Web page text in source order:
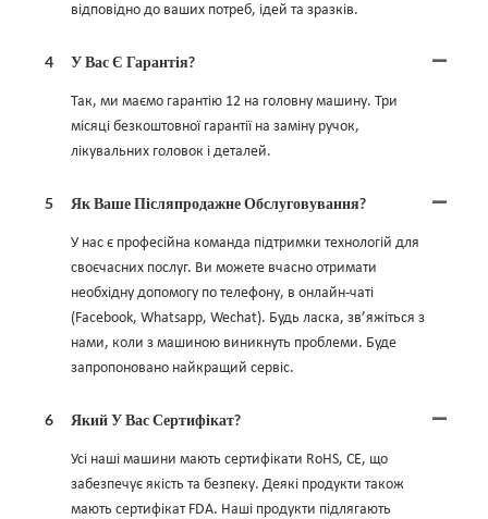
відповідно до ваших потреб, ідей та зразків.
4 У Вас Є Гарантія?
Так, ми маємо гарантію 12 на головну машину. Три
місяці безкоштовної гарантії на заміну ручок,
лікувальних головок і деталей.
5 Як Ваше Післяпродажне Обслуговування?
У нас є професійна команда підтримки технологій для
своєчасних послуг. Ви можете вчасно отримати
необхідну допомогу по телефону, в онлайн-чаті
(Facebook, Whatsapp, Wechat). Будь ласка, зв’яжіться з
нами, коли з машиною виникнуть проблеми. Буде
запропоновано найкращий сервіс.
6 Який У Вас Сертифікат?
Усі наші машини мають сертифікати RoHS, CE, що
забезпечує якість та безпеку. Деякі продукти також
мають сертифікат FDA. Наші продукти підлягають